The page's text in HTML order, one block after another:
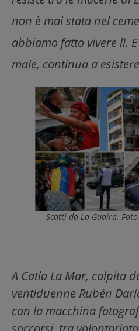
non è mai stata nel
abbiamo fatto vivere lì.
male, continua a
Scatti da La Guaira.
A Catia La Mar, colpita
ventiduenne Rubén
con la macchina